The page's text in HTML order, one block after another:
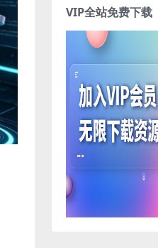
VIP全站免费下载